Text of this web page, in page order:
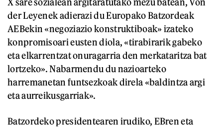
der Leyenek adierazi du Europako Batzordeak
AEBekin «negoziazio konstruktiboak» izateko
konpromisoari eusten diola, «tirabirarik gabeko
eta elkarrentzat onuragarria den merkataritza bat
lortzeko». Nabarmendu du nazioarteko
harremanetan funtsezkoak direla «baldintza argi
eta aurreikusgarriak».
Batzordeko presidentearen irudiko, EBren eta